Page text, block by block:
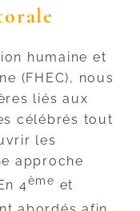
humaine et
(FHEC), nous
liés aux
célébrés tout
les
approche
4ème et